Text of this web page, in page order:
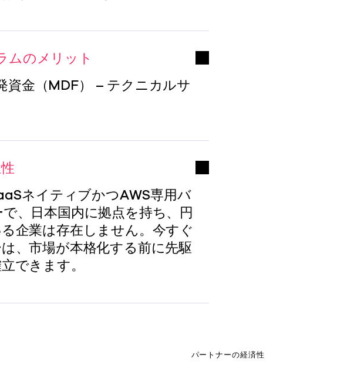
ムのメリット
資金（MDF） – テクニカルサ
ネイティブかつAWS専用バ
、日本国内に拠点を持ち、円
企業は存在しません。今すぐ
、市場が本格化する前に先駆
できます。
パートナーの経済性